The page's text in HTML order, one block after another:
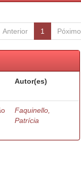
Anterior 1 Póximo
Autor(es)
Faquinello,
Patrícia